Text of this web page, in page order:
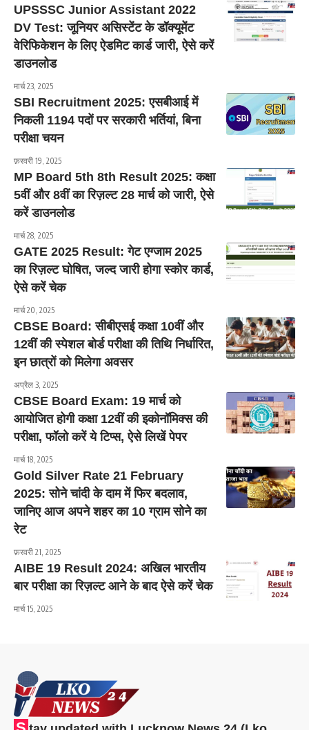
UPSSSC Junior Assistant 2022
DV Test: जूनियर असिस्टेंट के डॉक्यूमेंट
वेरिफिकेशन के लिए ऐडमिट कार्ड जारी, ऐसे करें
डाउनलोड
मार्च 23, 2025
SBI Recruitment 2025: एसबीआई में
निकली 1194 पदों पर सरकारी भर्तियां, बिना
परीक्षा चयन
फ़रवरी 19, 2025
MP Board 5th 8th Result 2025: कक्षा
5वीं और 8वीं का रिज़ल्ट 28 मार्च को जारी, ऐसे
करें डाउनलोड
मार्च 28, 2025
GATE 2025 Result: गेट एग्जाम 2025
का रिज़ल्ट घोषित, जल्द जारी होगा स्कोर कार्ड,
ऐसे करें चेक
मार्च 20, 2025
CBSE Board: सीबीएसई कक्षा 10वीं और
12वीं की स्पेशल बोर्ड परीक्षा की तिथि निर्धारित,
इन छात्रों को मिलेगा अवसर
अप्रैल 3, 2025
CBSE Board Exam: 19 मार्च को
आयोजित होगी कक्षा 12वीं की इकोनॉमिक्स की
परीक्षा, फॉलो करें ये टिप्स, ऐसे लिखें पेपर
मार्च 18, 2025
Gold Silver Rate 21 February
2025: सोने चांदी के दाम में फिर बदलाव,
जानिए आज अपने शहर का 10 ग्राम सोने का
रेट
फ़रवरी 21, 2025
AIBE 19 Result 2024: अखिल भारतीय
बार परीक्षा का रिज़ल्ट आने के बाद ऐसे करें चेक
मार्च 15, 2025